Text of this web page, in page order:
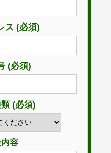
ス (必須)
(必須)
(必須)
容